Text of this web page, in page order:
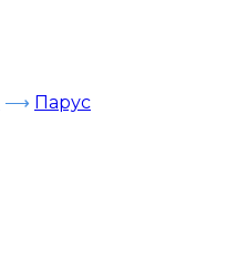
⟶ Парус